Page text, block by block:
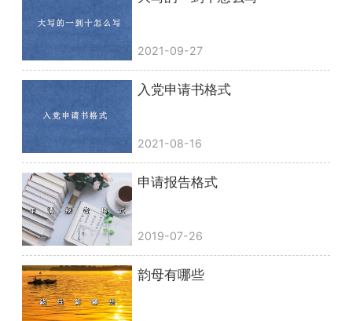
2021-09-27
入党申请书格式
2021-08-16
申请报告格式
2019-07-26
韵母有哪些